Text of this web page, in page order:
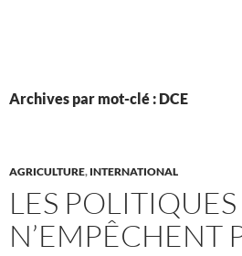
Archives par mot-clé : DCE
AGRICULTURE, INTERNATIONAL
LES POLITIQUES
N’EMPÊCHENT